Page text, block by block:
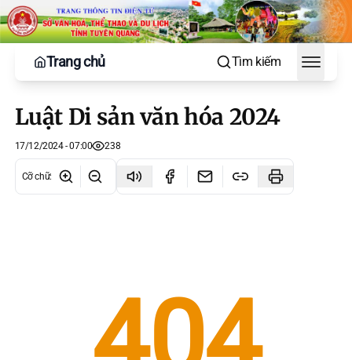
Trang chủ Tìm kiếm
Toggle
Luật Di sản văn hóa 2024
17/12/2024 - 07:00 238
Cỡ chữ: